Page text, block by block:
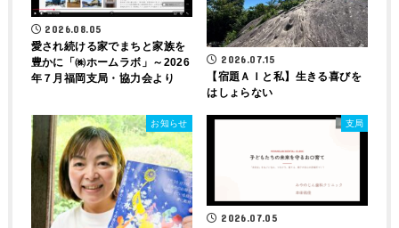
2026.08.05
愛され続ける家でまちと家族を
豊かに「㈱ホームラボ」～2026
年７月福岡支局・協力会より
2026.07.15
【宿題ＡＩと私】生きる喜びを
はしょらない
お知らせ 支局
2026.07.05